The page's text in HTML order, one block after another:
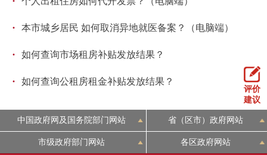
· 本市城乡居民 如何取消异地就医备案？（电脑端）
· 如何查询市场租房补贴发放结果？
· 如何查询公租房租金补贴发放结果？
评价
建议
中国政府网及国务院部门网站 省（区市）政府网站
市级政府部门网站 各区政府网站